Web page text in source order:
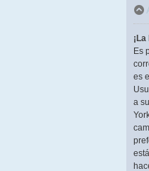
Es
es
a